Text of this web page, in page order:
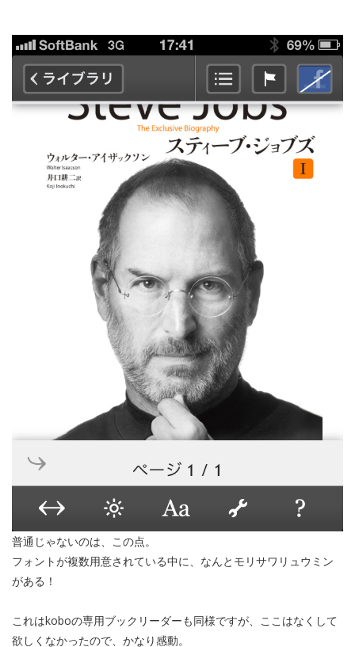
普通じゃないのは、この点。
フォントが複数用意されている中に、なんとモリサワリュウミン
がある！
これはkoboの専用ブックリーダーも同様ですが、ここはなくして
欲しくなかったので、かなり感動。